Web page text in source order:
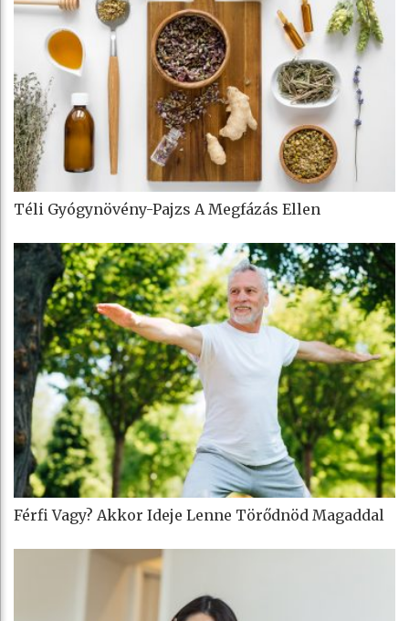
Téli Gyógynövény-Pajzs A Megfázás Ellen
Férfi Vagy? Akkor Ideje Lenne Törődnöd Magaddal